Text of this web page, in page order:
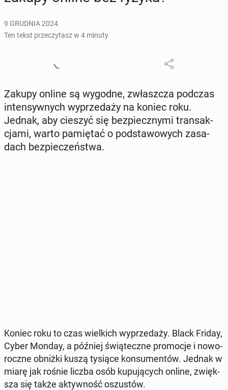
9 GRUDNIA 2024
Ten tekst przeczytasz w 4 minuty
Zakupy online są wygodne, zwłasz­cza podczas
in­ten­syw­nych wy­prze­da­ży na koniec roku.
Jednak, aby cieszyć się bez­piecz­ny­mi trans­ak­
cja­mi, warto pa­mię­tać o pod­sta­wo­wych za­sa­
dach bez­pie­czeń­stwa.
Koniec roku to czas wiel­kich wy­prze­da­ży. Black Friday,
Cyber Monday, a później świą­tecz­ne pro­mo­cje i no­wo­
rocz­ne obniżki kuszą tysiące kon­su­men­tów. Jednak w
miarę jak rośnie liczba osób ku­pu­ją­cych online, zwięk­
sza się także ak­tyw­ność oszu­stów.